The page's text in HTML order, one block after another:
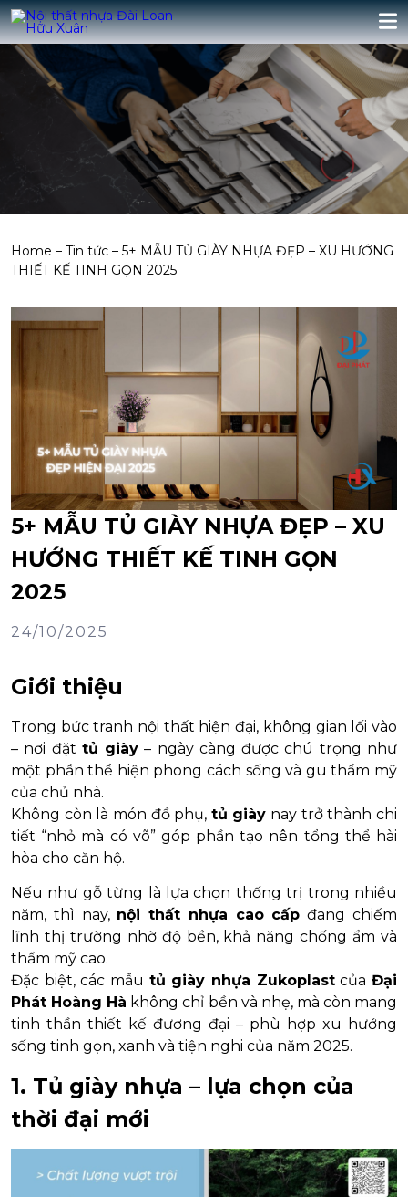
Home – Tin tức – 5+ MẪU TỦ GIÀY NHỰA ĐẸP – XU HƯỚNG
THIẾT KẾ TINH GỌN 2025
5+ MẪU TỦ GIÀY NHỰA ĐẸP – XU
HƯỚNG THIẾT KẾ TINH GỌN
2025
24/10/2025
Giới thiệu
Trong bức tranh nội thất hiện đại, không gian lối vào
– nơi đặt tủ giày – ngày càng được chú trọng như
một phần thể hiện phong cách sống và gu thẩm mỹ
của chủ nhà.
Không còn là món đồ phụ, tủ giày nay trở thành chi
tiết “nhỏ mà có võ” góp phần tạo nên tổng thể hài
hòa cho căn hộ.
Nếu như gỗ từng là lựa chọn thống trị trong nhiều
năm, thì nay, nội thất nhựa cao cấp đang chiếm
lĩnh thị trường nhờ độ bền, khả năng chống ẩm và
thẩm mỹ cao.
Đặc biệt, các mẫu tủ giày nhựa ZukoplastcủaĐại
Phát Hoàng Hà không chỉ bền và nhẹ, mà còn mang
tinh thần thiết kế đương đại – phù hợp xu hướng
sống tinh gọn, xanh và tiện nghi của năm 2025.
1. Tủ giày nhựa – lựa chọn của
thời đại mới